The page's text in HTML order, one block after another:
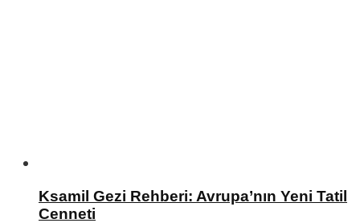
Ksamil Gezi Rehberi: Avrupa’nın Yeni Tatil
Cenneti